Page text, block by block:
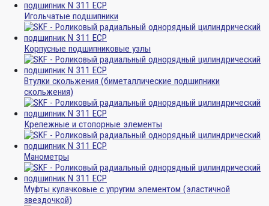
Игольчатые подшипники
Корпусные подшипниковые узлы
Втулки скольжения (биметаллические подшипники
скольжения)
Крепежные и стопорные элементы
Манометры
Муфты кулачковые с упругим элементом (эластичной
звездочкой)